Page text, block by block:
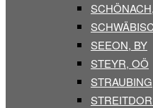
SEEON, BY
STEYR, OÖ